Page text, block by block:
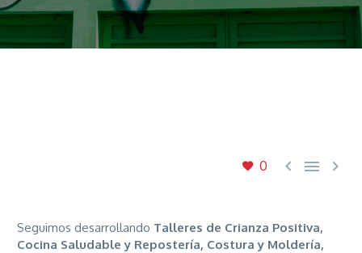
0   
Seguimos desarrollando Talleres de Crianza Positiva,
Cocina Saludable y Repostería, Costura y Moldería,